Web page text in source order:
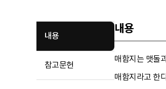
내용
참고문헌
내용
매함지는 맷돌
매함지라고 한